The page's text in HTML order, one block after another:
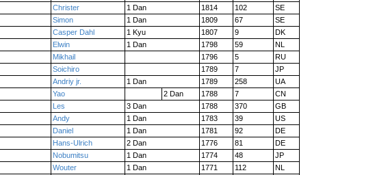
Christer 1 Dan 1814 102
SE
Simon 1 Dan 1809 67
SE
Casper Dahl 1 Kyu 1807 9
DK
Elwin 1 Dan 1798 59
NL
Mikhail 1796 5
RU
Soichiro 1789 7
JP
Andriy jr. 1 Dan 1789 258
UA
Yao 2 Dan 1788 7
CN
Les 3 Dan 1788 370
GB
Andy 1 Dan 1783 39
US
Daniel 1 Dan 1781 92
DE
Hans-Ulrich 2 Dan 1776 81
DE
Nobumitsu 1 Dan 1774 48
JP
Wouter 1 Dan 1771 112
NL